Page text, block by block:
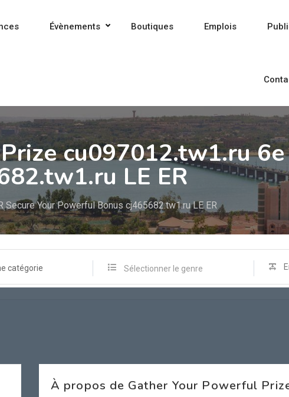
Évènements Boutiques Emplois
cu097012.tw1.ru 6e
LE ER
Your Powerful Bonus cj465682.tw1.ru LE ER
catégorie Sélectionner le genre
À propos de Gather Your Powerful